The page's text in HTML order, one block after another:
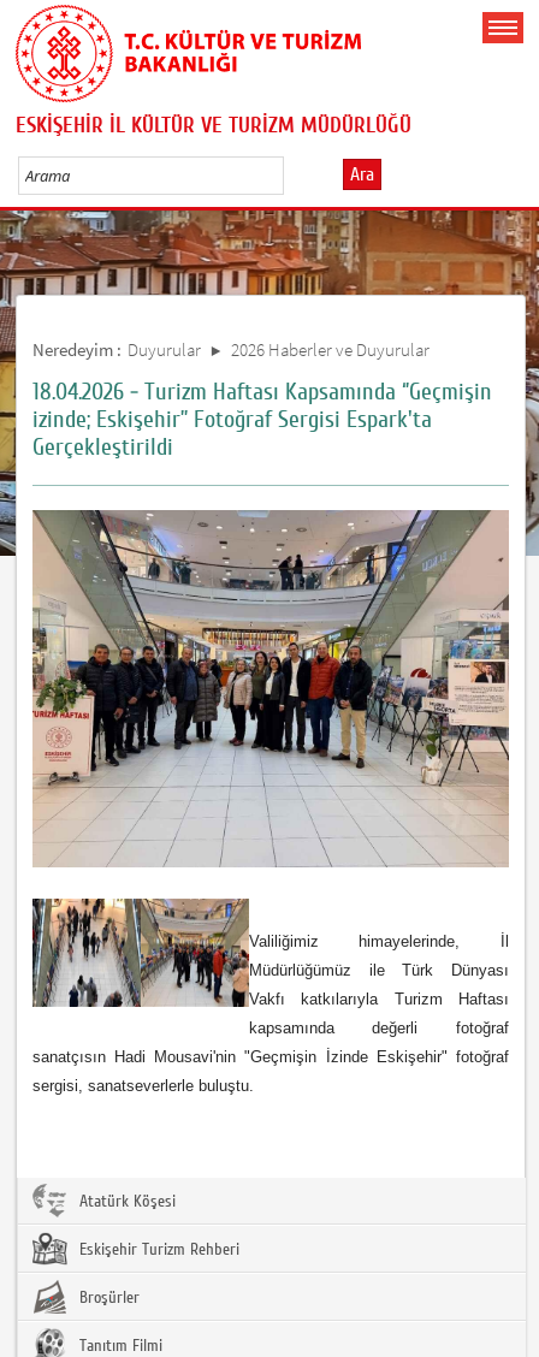
ESKİŞEHİR İL KÜLTÜR VE TURİZM MÜDÜRLÜĞÜ
Ara
Neredeyim : Duyurular 2026 Haberler ve Duyurular
18.04.2026 - Turizm Haftası Kapsamında ‘’Geçmişin
izinde; Eskişehir’’ Fotoğraf Sergisi Espark'ta
Gerçekleştirildi
Valiliğimiz himayelerinde, İl
Müdürlüğümüz ile Türk Dünyası
Vakfı katkılarıyla Turizm Haftası
kapsamında değerli fotoğraf
sanatçısın Hadi Mousavi'nin "Geçmişin İzinde Eskişehir" fotoğraf
sergisi, sanatseverlerle buluştu.
Atatürk Köşesi
Eskişehir Turizm Rehberi
Broşürler
Tanıtım Filmi